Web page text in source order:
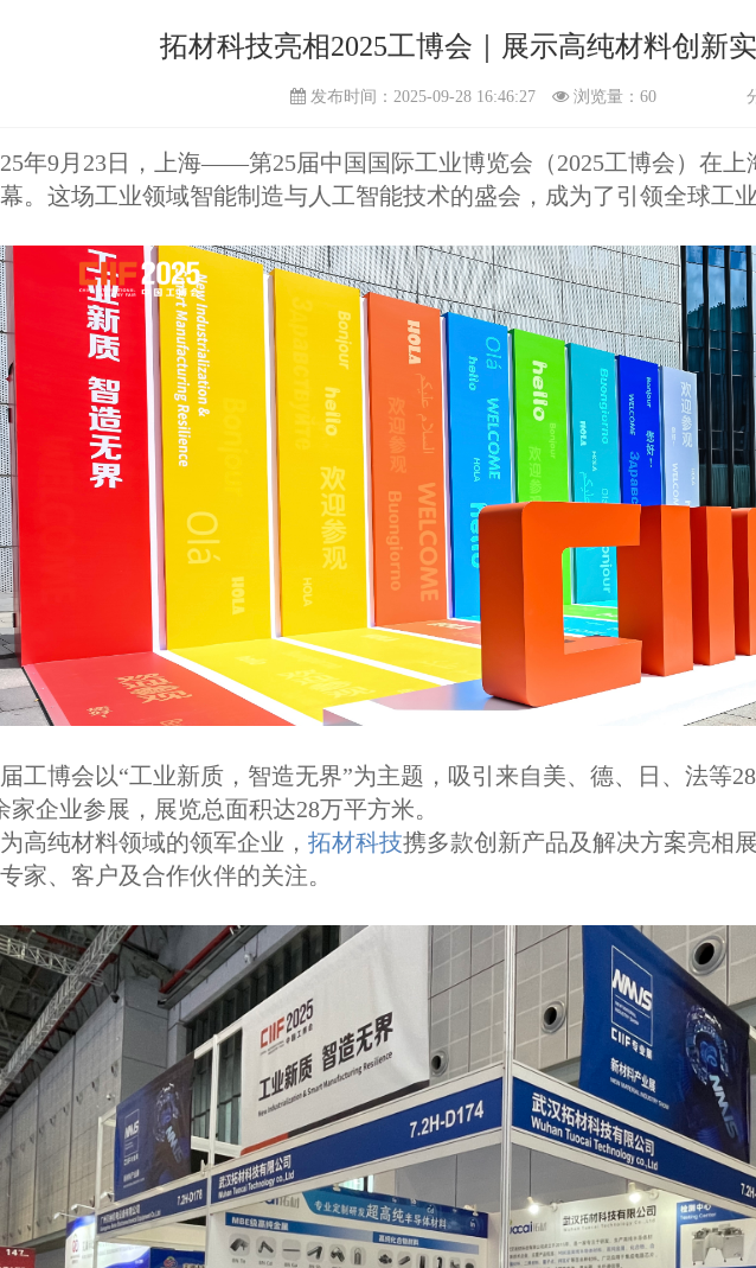
拓材科技亮相2025工博会｜展示高纯材料创新
发布时间：2025-09-28 16:46:27 浏览量： 60
年9月23日，上海——第25届中国国际工业博览会 （2025工博会）在
。这场工业领域智能制造与人工智能技术的盛会，成为了引领全球工业
工博会以“工业新质，智造无界”为主题，吸引来自美、德、日、法等
家企业参展，展览总面积达28万平方米。
高纯材料领域的领军企业， 拓材科技携多款创新产品及解决方案亮相
家、客户及合作伙伴的关注。